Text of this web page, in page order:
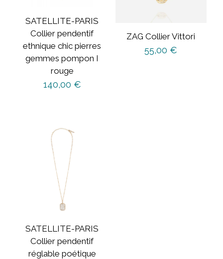
SATELLITE-PARIS
Collier pendentif
ethnique chic pierres
gemmes pompon I
rouge
140,00 €
ZAG Collier Vittori
55,00 €
SATELLITE-PARIS
Collier pendentif
réglable poétique